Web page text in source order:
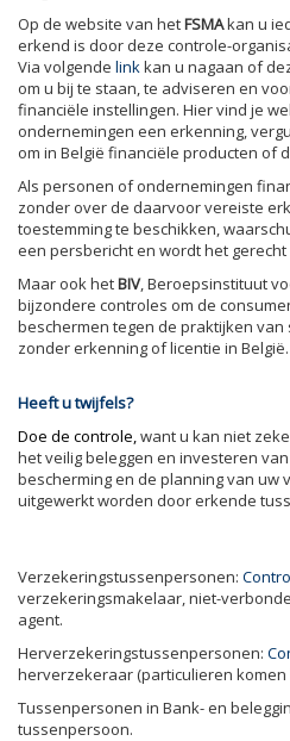
Op de website van hetFSMAkan u
erkend is door deze controle-
Via volgende link kan u nagaan of
om u bij te staan, te adviseren en
financiële instellingen. Hier vind je
ondernemingen een erkenning,
om in België financiële producten of
Als personen of ondernemingen
zonder over de daarvoor vereiste
toestemming te beschikken,
een persbericht en wordt het
Maar ook hetBIV, Beroepsinstituut
bijzondere controles om de
beschermen tegen de praktijken
zonder erkenning of licentie in België.
Heeft u twijfels?
Doe de controle, want u kan niet
het veilig beleggen en investeren
bescherming en de planning van uw
uitgewerkt worden door erkende
Verzekeringstussenpersonen:
verzekeringsmakelaar, niet-
agent.
Herverzekeringstussenpersonen:
herverzekeraar (particulieren komen
Tussenpersonen in Bank- en
tussenpersoon.